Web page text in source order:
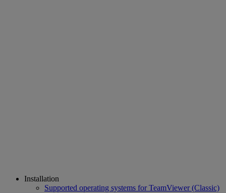
Installation
Supported operating systems for TeamViewer (Classic)